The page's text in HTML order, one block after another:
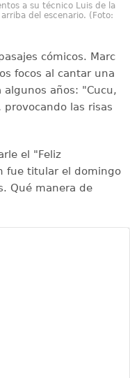
a su técnico Luis de la
del escenario. (Foto:
cómicos. Marc
focos al cantar una
años: "Cucu,
las risas
el "Feliz
fue titular el domingo
Qué manera de